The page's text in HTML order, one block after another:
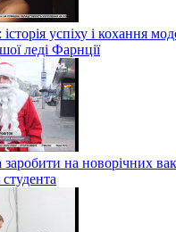
успіху і кохання
леді Фарнції
на новорічних